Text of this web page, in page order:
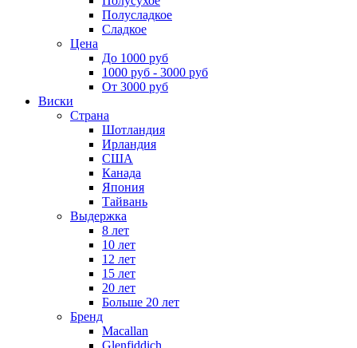
Полусладкое
Сладкое
Цена
До 1000 руб
1000 руб - 3000 руб
От 3000 руб
Виски
Страна
Шотландия
Ирландия
США
Канада
Япония
Тайвань
Выдержка
8 лет
10 лет
12 лет
15 лет
20 лет
Больше 20 лет
Бренд
Macallan
Glenfiddich